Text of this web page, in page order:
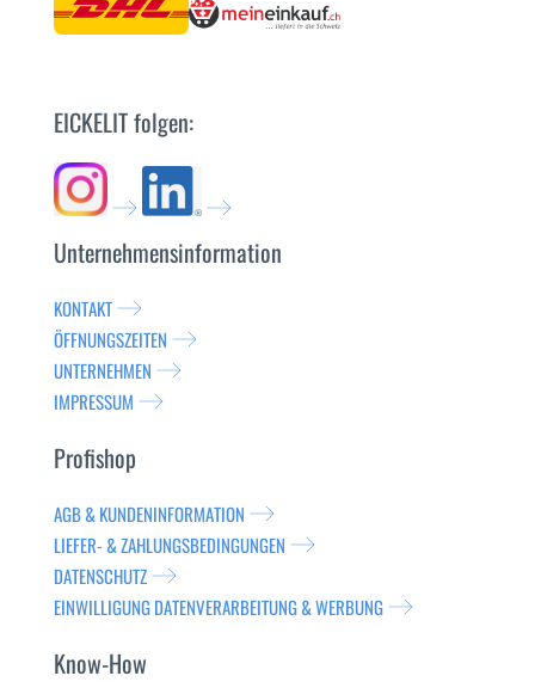
EICKELIT folgen:
Unternehmensinformation
KONTAKT
ÖFFNUNGSZEITEN
UNTERNEHMEN
IMPRESSUM
Profishop
AGB & KUNDENINFORMATION
LIEFER- & ZAHLUNGSBEDINGUNGEN
DATENSCHUTZ
EINWILLIGUNG DATENVERARBEITUNG & WERBUNG
Know-How